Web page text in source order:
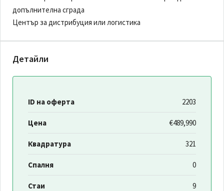
допълнителна сграда
Център за дистрибуция или логистика
Детайли
ID на оферта 2203
Цена €489,990
Квадратура 321
Спалня 0
Стаи 9